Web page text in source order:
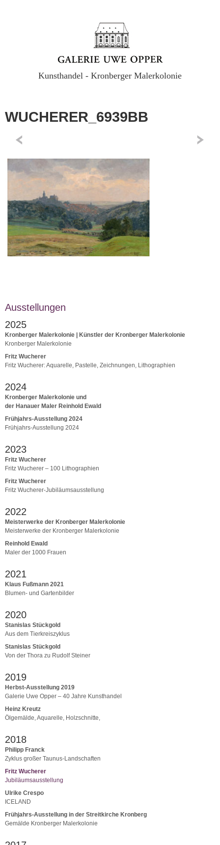
Kunsthandel - Kronberger Malerkolonie
WUCHERER_6939BB
Ausstellungen
2025
Kronberger Malerkolonie | Künstler der Kronberger Malerkolonie
Kronberger Malerkolonie
Fritz Wucherer
Fritz Wucherer: Aquarelle, Pastelle, Zeichnungen, Lithographien
2024
Kronberger Malerkolonie und
der Hanauer Maler Reinhold Ewald
Frühjahrs-Ausstellung 2024
Frühjahrs-Ausstellung 2024
2023
Fritz Wucherer
Fritz Wucherer – 100 Lithographien
Fritz Wucherer
Fritz Wucherer-Jubiläumsausstellung
2022
Meisterwerke der Kronberger Malerkolonie
Meisterwerke der Kronberger Malerkolonie
Reinhold Ewald
Maler der 1000 Frauen
2021
Klaus Fußmann 2021
Blumen- und Gartenbilder
2020
Stanislas Stückgold
Aus dem Tierkreiszyklus
Stanislas Stückgold
Von der Thora zu Rudolf Steiner
2019
Herbst-Ausstellung 2019
Galerie Uwe Opper – 40 Jahre Kunsthandel
Heinz Kreutz
Ölgemälde, Aquarelle, Holzschnitte,
2018
Philipp Franck
Zyklus großer Taunus-Landschaften
Fritz Wucherer
Jubiläumsausstellung
Ulrike Crespo
ICELAND
Frühjahrs-Ausstellung in der Streitkirche Kronberg
Gemälde Kronberger Malerkolonie